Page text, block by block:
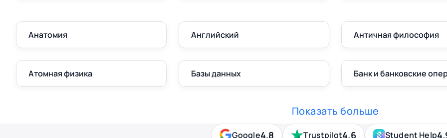
Анатомия Английский Античная философия
Атомная физика Базы данных Банк и банковские
Показать больше
Google4.8 Trustpilot4.6 Student Help